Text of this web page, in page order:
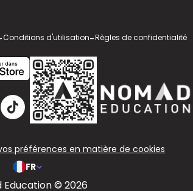
Conditions d'utilisation-Règles de confidentialité
préférences en matière de cookies
FR
Education © 2026